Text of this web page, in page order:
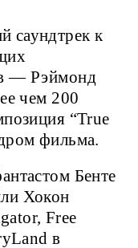
саундтрек к
— Рэймонд
чем 200
“True
фильма.
Бенте
Хокон
Free
в